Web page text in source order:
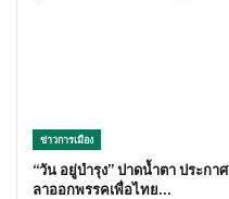
ข่าวการเมือง
“วัน อยู่บำรุง” ปาดน้ำตา ประกาศ
ลาออกพรรคเพื่อไทย…